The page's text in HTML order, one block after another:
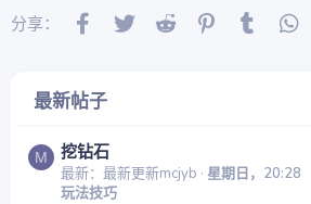
分享： Facebook
Twitter Reddit PinterestTumblr
最新帖子
M 挖钻石
最新：最新更新mcjyb 星期日，20:28
玩法技巧